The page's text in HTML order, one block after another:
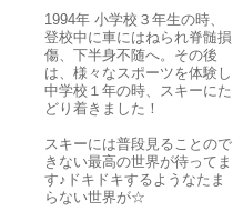
1994年 小学校３年生の時、
登校中に車にはねられ脊髄損
傷、下半身不随へ。その後
は、様々なスポーツを体験し
中学校１年の時、スキーにた
どり着きました！
スキーには普段見ることので
きない最高の世界が待ってま
す♪ドキドキするようなたま
らない世界が☆